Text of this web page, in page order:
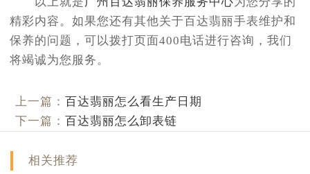
精彩内容。如果您还有其他关于百达翡丽手表维护和
保养的问题，可以拨打页面400电话进行咨询，我们
将竭诚为您服务。
上一篇：百达翡丽怎么看生产日期
下一篇：百达翡丽怎么卸表链
相关推荐